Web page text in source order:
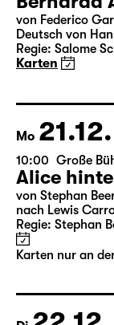
So 20.12.
18:00 Große
Bernarda
Regie: Salome
Karten
Mo 21.12.
10:00 Große
Alice
von Stephan
Karten nur an